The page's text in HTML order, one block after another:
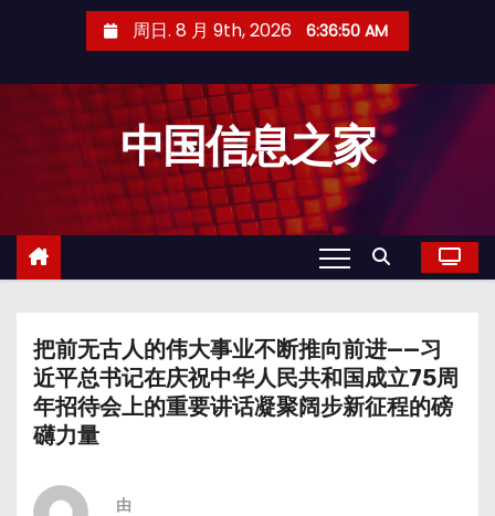
周日. 8 月 9th, 2026 6:36:50 AM
中国信息之家
把前无古人的伟大事业不断推向前进——习
近平总书记在庆祝中华人民共和国成立75周
年招待会上的重要讲话凝聚阔步新征程的磅
礴力量
由